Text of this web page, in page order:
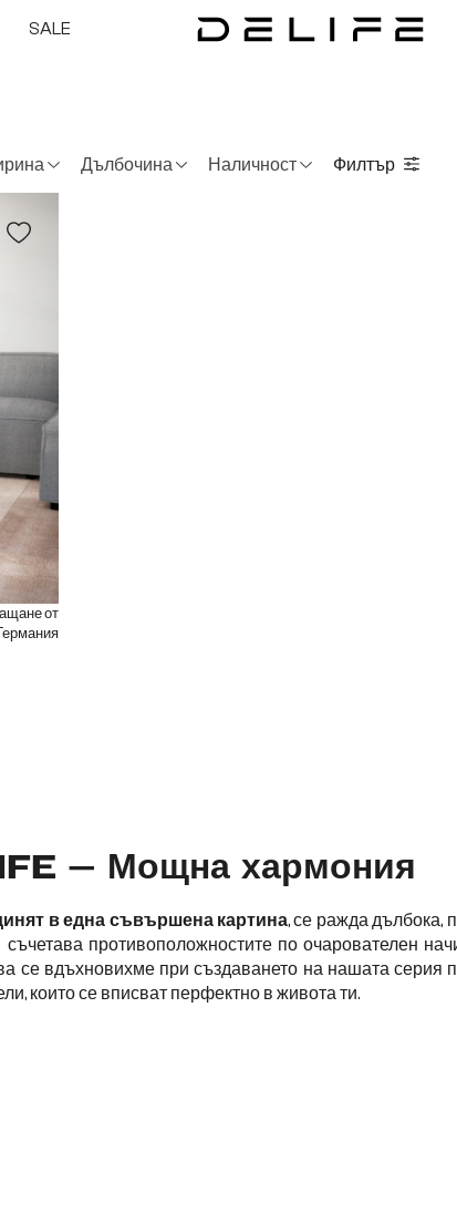
SALE
Дълбочина Наличност Филтър
от
– Мощна хармония
в една съвършена картина, се ражда дълбока,
противоположностите по очарователен
се вдъхновихме при създаването на нашата серия
които се вписват перфектно в живота ти.